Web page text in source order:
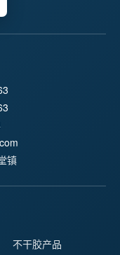
镇
不干胶产品